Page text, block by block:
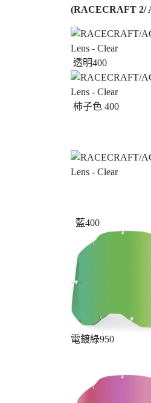
(RACECRAFT 2/
透明400
柿子色 400
藍400
電鍍綠950